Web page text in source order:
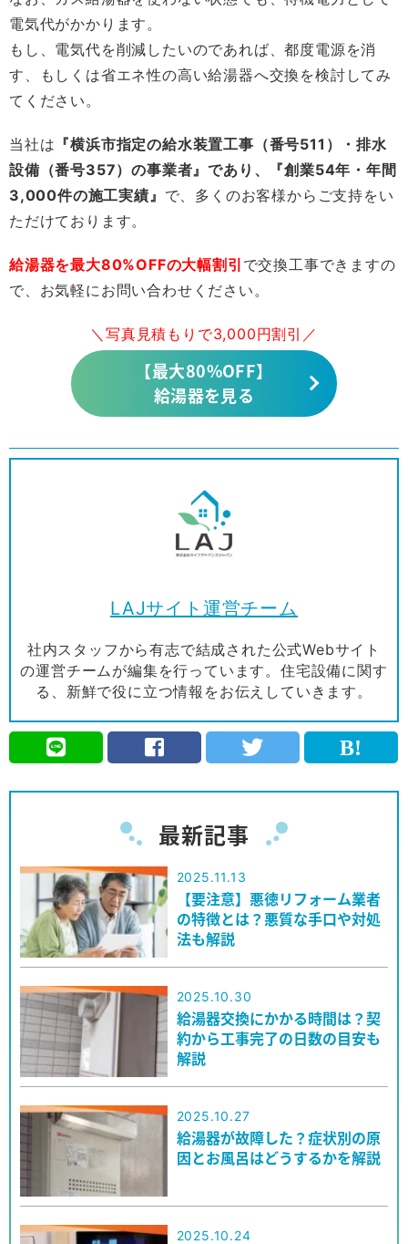
電気代がかかります。
もし、電気代を削減したいのであれば、都度電源を消
す、もしくは省エネ性の高い給湯器へ交換を検討してみ
てください。
当社は 『横浜市指定の給水装置工事（番号511）・排水
設備（番号357）の事業者』であり、『創業54年・年間
3,000件の施工実績』 で、多くのお客様からご支持をい
ただけております。
給湯器を最大80%OFFの大幅割引 で交換工事できますの
で、お気軽にお問い合わせください。
＼写真見積もりで3,000円割引／
【最大80%OFF】
給湯器を見る
LAJサイト運営チーム
社内スタッフから有志で結成された公式Webサイト
の運営チームが編集を行っています。住宅設備に関す
る、新鮮で役に立つ情報をお伝えしていきます。
最新記事
2025.11.13
【要注意】悪徳リフォーム業者
の特徴とは？悪質な手口や対処
法も解説
2025.10.30
給湯器交換にかかる時間は？契
約から工事完了の日数の目安も
解説
2025.10.27
給湯器が故障した？症状別の原
因とお風呂はどうするかを解説
2025.10.24